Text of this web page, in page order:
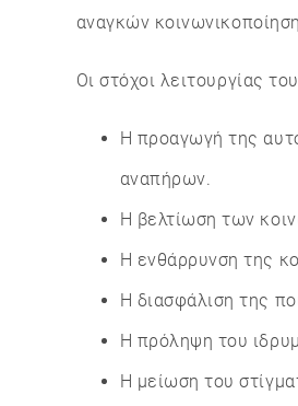
αναγκών
Οι στόχοι λειτουργίας
Η προαγωγή της
αναπήρων.
Η βελτίωση των
Η ενθάρρυνση της
Η διασφάλιση της
Η πρόληψη του
Η μείωση του